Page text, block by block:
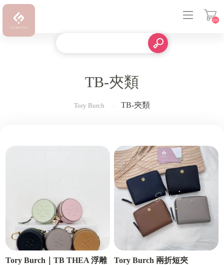
(0)
TB-夾類
Tory Burch TB-夾類
Tory Burch｜TB THEA 浮雕
Tory Burch 兩折短夾